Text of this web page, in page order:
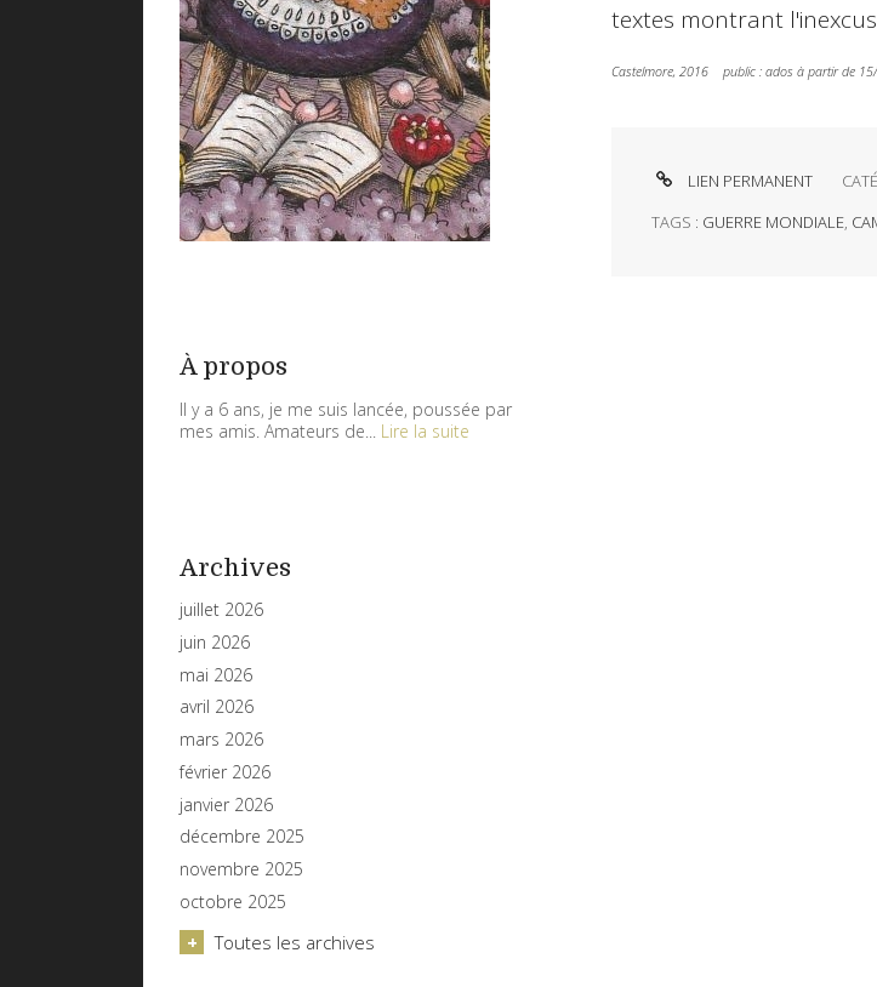
À propos
Il y a 6 ans, je me suis lancée, poussée par
mes amis. Amateurs de...
Lire la suite
Archives
juillet 2026
juin 2026
mai 2026
avril 2026
mars 2026
février 2026
janvier 2026
décembre 2025
novembre 2025
octobre 2025
Toutes les archives
textes montrant
Castelmore, 2016 public : ados à partir de
LIEN PERMANENT
TAGS : GUERRE MONDIALE,